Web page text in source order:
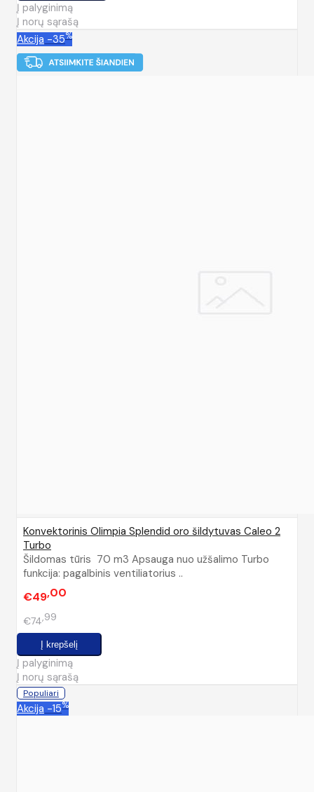
Į palyginimą
Į norų sąrašą
Akcija -35%
Konvektorinis Olimpia Splendid oro šildytuvas Caleo 2
Turbo
Šildomas tūris 70 m3 Apsauga nuo užšalimo Turbo
funkcija: pagalbinis ventiliatorius ..
€49 00
€74 99
Į palyginimą
Į norų sąrašą
Populiari
Akcija -15%